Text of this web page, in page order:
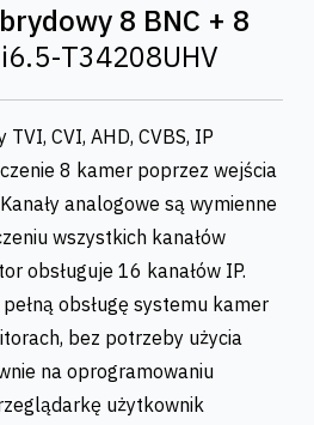
8 BNC + 8
i6.5-T34208UHV
CVI, AHD, CVBS, IP
8 kamer poprzez wejścia
analogowe są wymienne
wszystkich kanałów
obsługuje 16 kanałów IP.
obsługę systemu kamer
bez potrzeby użycia
na oprogramowaniu
użytkownik